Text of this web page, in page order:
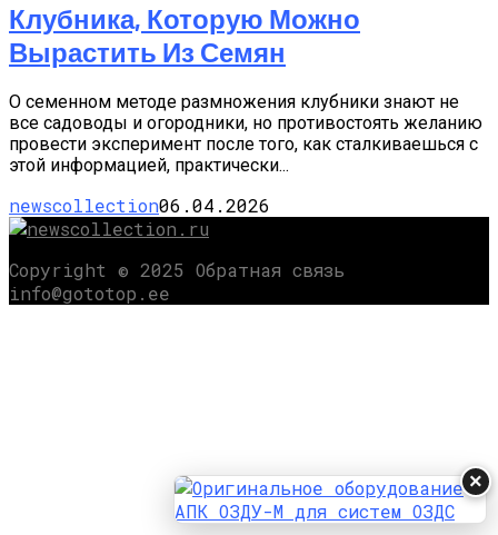
Клубника, Которую Можно
Вырастить Из Семян
О семенном методе размножения клубники знают не
все садоводы и огородники, но противостоять желанию
провести эксперимент после того, как сталкиваешься с
этой информацией, практически...
newscollection06.04.2026
Copyright © 2025 Обратная связь
info@gototop.ee
×